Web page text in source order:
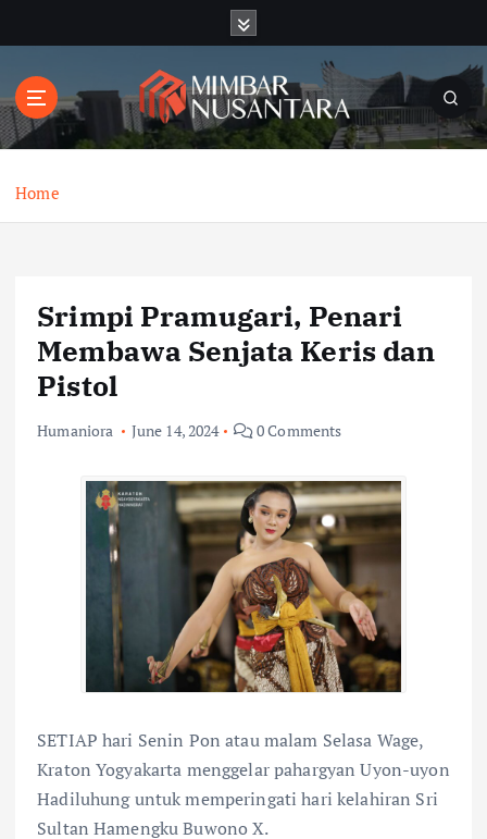
t
o
Home
Srimpi Pramugari, Penari
Membawa Senjata Keris dan
Pistol
Humaniora June 14, 2024 0 Comments
SETIAP hari Senin Pon atau malam Selasa Wage,
Kraton Yogyakarta menggelar pahargyan Uyon-uyon
Hadiluhung untuk memperingati hari kelahiran Sri
Sultan Hamengku Buwono X.